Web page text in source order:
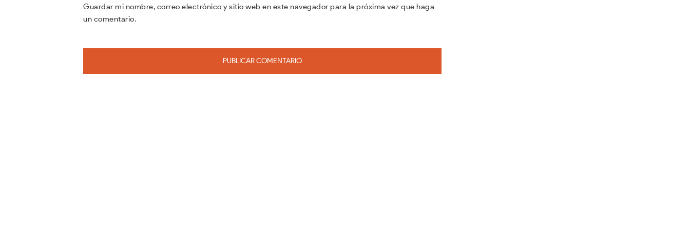
Guardar mi nombre, correo electrónico y sitio web en este navegador para la próxima vez que haga
un comentario.